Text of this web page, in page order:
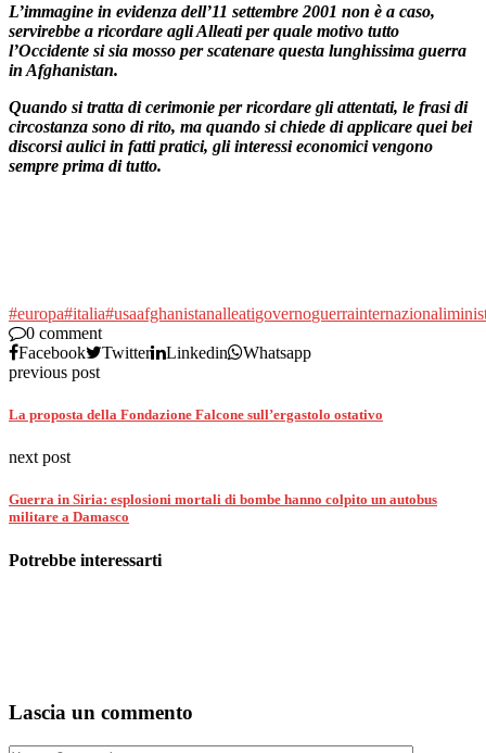
L’immagine in evidenza dell’11 settembre 2001 non è a caso,
servirebbe a ricordare agli Alleati per quale motivo tutto
l’Occidente si sia mosso per scatenare questa lunghissima guerra
in Afghanistan.
Quando si tratta di cerimonie per ricordare gli attentati, le frasi di
circostanza sono di rito, ma quando si chiede di applicare quei bei
discorsi aulici in fatti pratici, gli interessi economici vengono
sempre prima di tutto.
#europa#italia#usaafghanistanalleatigovernoguerrainternazionali
0 comment
Facebook
Twitter Linkedin
Whatsapp
previous post
La proposta della Fondazione Falcone sull’ergastolo ostativo
next post
Guerra in Siria: esplosioni mortali di bombe hanno colpito un autobus
militare a Damasco
Potrebbe interessarti
Lascia un commento